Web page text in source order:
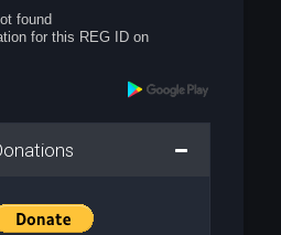
found
for this REG ID on